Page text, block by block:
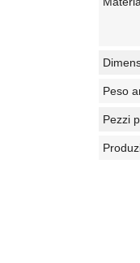
Peso
Pezzi